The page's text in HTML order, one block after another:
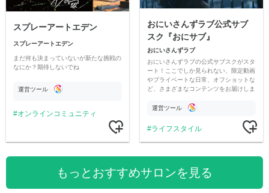
スプレーアートエデン
スプレーアートエデン
まだ何も決まっていないが新たな挑戦の
なにか？期待しないでね
運営ツール
オンラインコミュニティ
おにいさんずラブ公式サブ
スク『おにサブ』
おにいさんずラブ
おにいさんずラブの公式サブスクがスタ
ート！ここでしか見られない、限定動画
やプライベートな日常、オフショットな
ど、さまざまなコンテンツをお届けしま
運営ツール
ライフスタイル
もっとおすすめサロンを見る